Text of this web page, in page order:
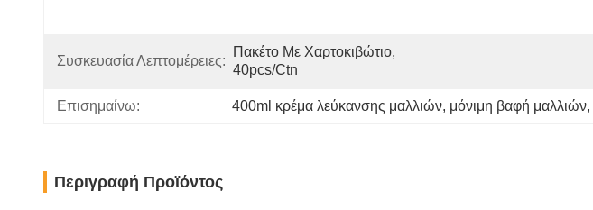
Συσκευασία Λεπτομέρειες:
Πακέτο Με Χαρτοκιβώτιο,
40pcs/ctn
Επισημαίνω: 400ml κρέμα λεύκανσης μαλλιών, μόνιμη βαφή μαλλιών,
Περιγραφή Προϊόντος